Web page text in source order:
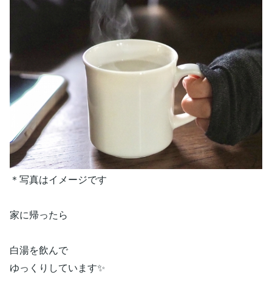
＊写真はイメージです
家に帰ったら
白湯を飲んで
ゆっくりしています✨